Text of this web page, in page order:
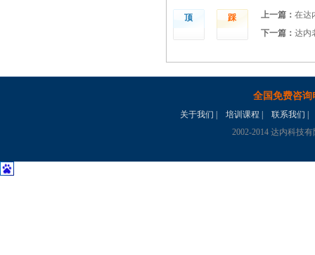
顶 踩 上一篇： 在达
下一篇： 达内
全国免费咨询
关于我们 培训课程 联系我们
2002-2014 达内科技